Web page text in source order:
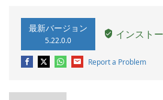
最新バージョン
5.22.0.0 インスト
Report a Problem